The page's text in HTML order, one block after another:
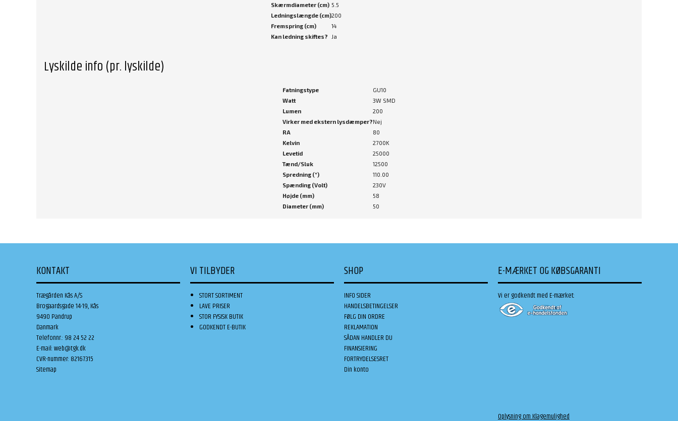
Skærmdiameter (cm) 5.5
Ledningslængde (cm)200
Fremspring (cm)
14
Kan ledning skiftes?
Ja
Lyskilde info (pr. lyskilde)
Fatningstype
GU10
Watt
3W SMD
Lumen
200
Virker med ekstern lysdæmper?Nej
RA
80
Kelvin
2700K
Levetid
25000
Tænd/Sluk
12500
Spredning (°)
110.00
Spænding (Volt)
230V
Højde (mm)
58
Diameter (mm)
50
KONTAKT
Trægården Kås A/S
Brogaardsgade 14-19, Kås
9490 Pandrup
Danmark
Telefonnr.: 98 24 52 22
E-mail:web@tgk.dk
CVR-nummer: 82167315
Sitemap
VI TILBYDER
STORT SORTIMENT
LAVE PRISER
STOR FYSISK BUTIK
GODKENDT E-BUTIK
SHOP
INFO SIDER
HANDELSBETINGELSER
FØLG DIN ORDRE
REKLAMATION
SÅDAN HANDLER DU
FINANSIERING
FORTRYDELSESRET
Din konto
E-MÆRKET OG KØBSGARANTI
Vi er godkendt med E-mærket:
Oplysning om Klagemulighed